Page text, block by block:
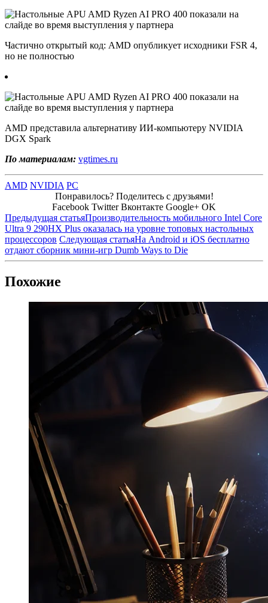
Частично открытый код: AMD опубликует исходники FSR 4,
но не полностью
AMD представила альтернативу ИИ-компьютеру NVIDIA
DGX Spark
По материалам: vgtimes.ru
AMD NVIDIA PC
Понравилось? Поделитесь с друзьями!
Facebook Twitter Вконтакте Google+ OK
Предыдущая статьяПроизводительность мобильного Intel Core
Ultra 9 290HX Plus оказалась на уровне топовых настольных
процессоров Следующая статьяНа Android и iOS бесплатно
отдают сборник мини-игр Dumb Ways to Die
Похожие